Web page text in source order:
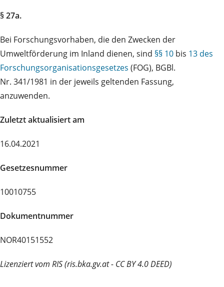
§ 27a.
Bei Forschungsvorhaben, die den Zwecken der
Umweltförderung im Inland dienen, sind §§ 10 bis 13 des
Forschungsorganisationsgesetzes (FOG), BGBl.
Nr. 341/1981 in der jeweils geltenden Fassung,
anzuwenden.
Zuletzt aktualisiert am
16.04.2021
Gesetzesnummer
10010755
Dokumentnummer
NOR40151552
Lizenziert vom RIS (ris.bka.gv.at - CC BY 4.0 DEED)